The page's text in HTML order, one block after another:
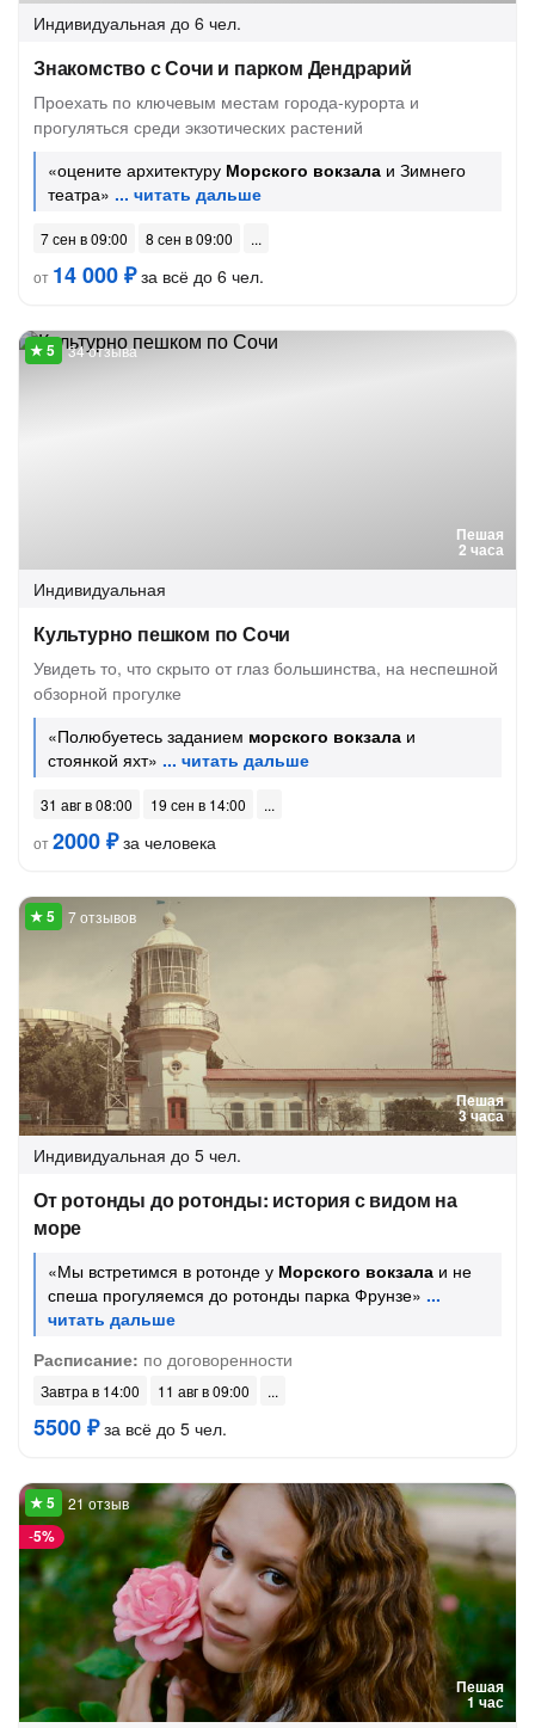
Индивидуальная до 6 чел.
Знакомство с Сочи и парком Дендрарий
Проехать по ключевым местам города-курорта и
прогуляться среди экзотических растений
«оцените архитектуру Морского вокзала и Зимнего
театра»
7 сен в 09:00
8 сен в 09:00
от 14 000 ₽за всё до 6 чел.
Пешая
2 часа
34 отзыва
Индивидуальная
Культурно пешком по Сочи
Увидеть то, что скрыто от глаз большинства, на неспешной
обзорной прогулке
«Полюбуетесь заданием морского вокзала и
стоянкой яхт»
31 авг в 08:00
19 сен в 14:00
от2000 ₽за человека
Пешая
3 часа
7 отзывов
Индивидуальная до 5 чел.
От ротонды до ротонды: история с видом на
море
«Мы встретимся в ротонде у Морского вокзала и не
спеша прогуляемся до ротонды парка Фрунзе»
Расписание: по договоренности
Завтра в 14:00 11 авг в 09:00
5500 ₽за всё до 5 чел.
Пешая
1 час
-5%
21 отзыв